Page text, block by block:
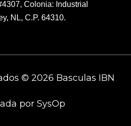
Colonia: Industrial
NL, C.P. 64310.
© 2026 Basculas IBN
por SysOp